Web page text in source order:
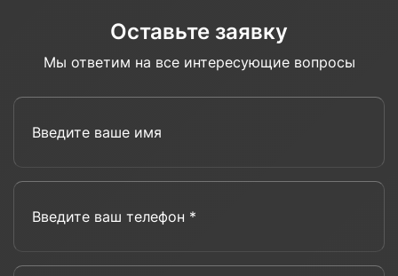
Оставьте заявку
Мы ответим на все интересующие вопросы